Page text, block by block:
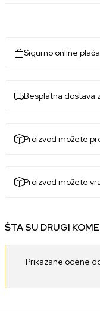
Sigurno online
Besplatna dostava
Proizvod možete
Proizvod možete
ŠTA SU DRUGI
Prikazane ocene